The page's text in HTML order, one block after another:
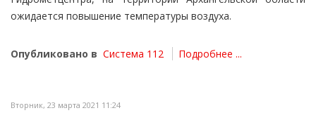
ожидается повышение температуры воздуха.
Опубликовано в Система 112 Подробнее ...
Вторник, 23 марта 2021 11:24